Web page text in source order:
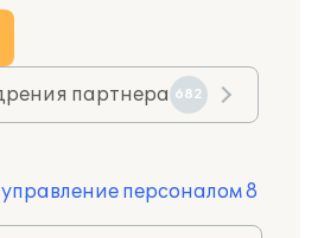
партнера 682
персоналом 8